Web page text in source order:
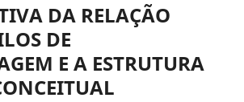
DA RELAÇÃO
DE
E A ESTRUTURA